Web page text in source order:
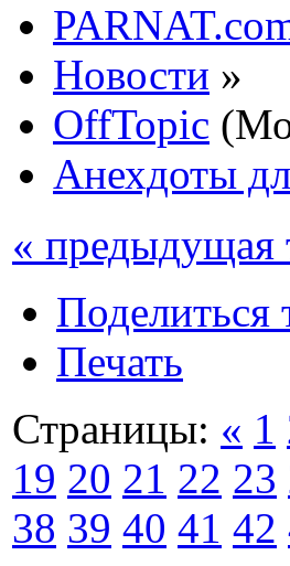
Новости »
OffTopic
Анехдоты
« предыдущая
Поделиться
Печать
Страницы: « 1
19 20 21 22 23
38 39 40 41 42